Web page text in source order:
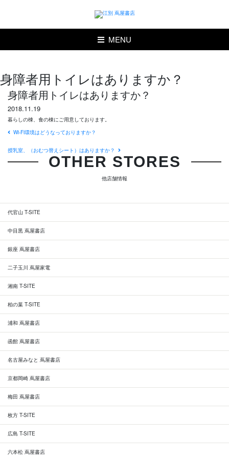
MENU
身障者用トイレはありますか？
身障者用トイレはありますか？
2018.11.19
暮らしの棟、食の棟にご用意しております。
Wi-Fi環境はどうなっておりますか？
授乳室、（おむつ替えシート）はありますか？
OTHER STORES
他店舗情報
代官山 T-SITE
中目黒 蔦屋書店
銀座 蔦屋書店
二子玉川 蔦屋家電
湘南 T-SITE
柏の葉 T-SITE
浦和 蔦屋書店
函館 蔦屋書店
名古屋みなと 蔦屋書店
京都岡崎 蔦屋書店
梅田 蔦屋書店
枚方 T-SITE
広島 T-SITE
六本松 蔦屋書店